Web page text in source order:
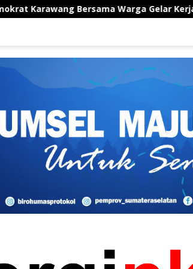
Gelar Kerja Bakti Bersihkan Area TPU